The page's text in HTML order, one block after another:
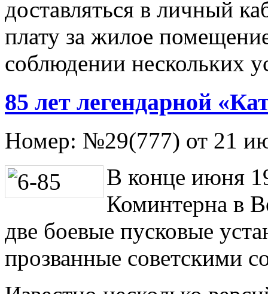
доставляться в личный
плату за жилое
соблюдении нескольких
85 лет легендарной
Номер: №29(777) от 21
В конце июня
Коминтерна в
две боевые пусковые
прозванные советскими